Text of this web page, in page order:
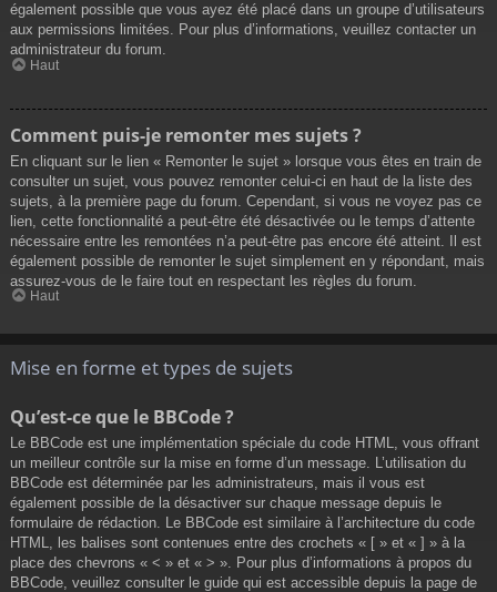
également possible que vous ayez été placé dans un groupe d’utilisateurs
aux permissions limitées. Pour plus d’informations, veuillez contacter un
administrateur du forum.
Haut
Comment puis-je remonter mes sujets ?
En cliquant sur le lien « Remonter le sujet » lorsque vous êtes en train de
consulter un sujet, vous pouvez remonter celui-ci en haut de la liste des
sujets, à la première page du forum. Cependant, si vous ne voyez pas ce
lien, cette fonctionnalité a peut-être été désactivée ou le temps d’attente
nécessaire entre les remontées n’a peut-être pas encore été atteint. Il est
également possible de remonter le sujet simplement en y répondant, mais
assurez-vous de le faire tout en respectant les règles du forum.
Haut
Mise en forme et types de sujets
Qu’est-ce que le BBCode ?
Le BBCode est une implémentation spéciale du code HTML, vous offrant
un meilleur contrôle sur la mise en forme d’un message. L’utilisation du
BBCode est déterminée par les administrateurs, mais il vous est
également possible de la désactiver sur chaque message depuis le
formulaire de rédaction. Le BBCode est similaire à l’architecture du code
HTML, les balises sont contenues entre des crochets « [ » et « ] » à la
place des chevrons « < » et « > ». Pour plus d’informations à propos du
BBCode, veuillez consulter le guide qui est accessible depuis la page de